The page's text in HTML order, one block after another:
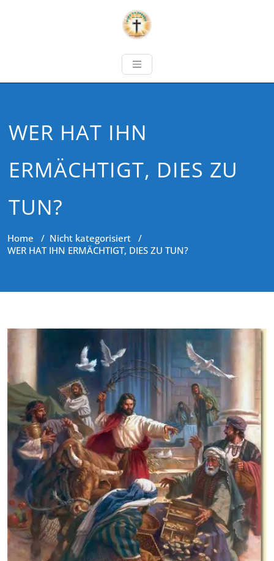
WER HAT IHN
ERMÄCHTIGT, DIES ZU
TUN?
Home / Nicht kategorisiert /
WER HAT IHN ERMÄCHTIGT, DIES ZU TUN?